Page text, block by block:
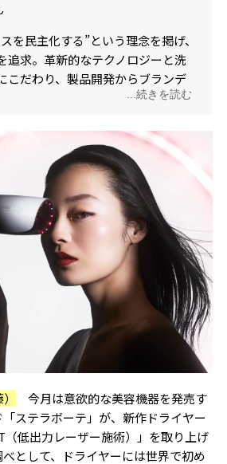
を民主化する”という理念を掲げ、
追求。革新的なテクノロジーと洗
こだわり、製品開発からブランデ
...続きを読む
今月は意欲的な美容機器を発売す
ステラボーテ」が、新作ドライヤー
（低出力レーザー施術）」を取り上げ
として、ドライヤーには世界で初め